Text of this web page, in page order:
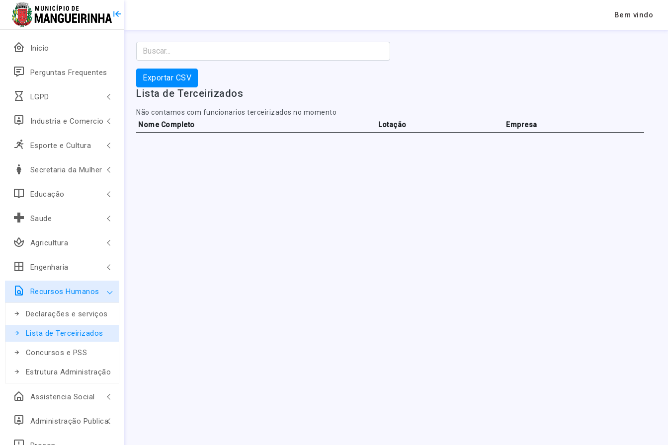
Inicio
Perguntas Frequentes
LGPD
Industria e Comercio
Esporte e Cultura
Secretaria da Mulher
Educação
Saude
Agricultura
Engenharia
Recursos Humanos
Declarações e serviços
Lista de Terceirizados
Concursos e PSS
Estrutura Administração
Assistencia Social
Administração Publica
Bem vindo
Exportar CSV
Lista de Terceirizados
Não contamos com funcionarios terceirizados no momento
Nome Completo
Lotação Empresa